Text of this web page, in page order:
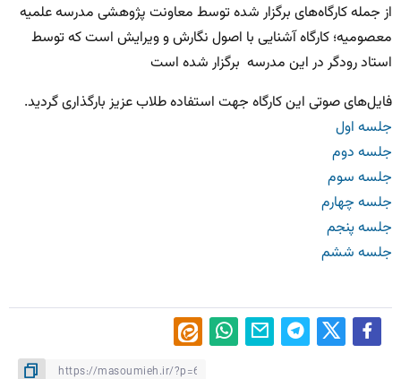
از جمله کارگاه‌های برگزار شده توسط معاونت پژوهشی مدرسه علمیه
معصومیه؛ کارگاه آشنایی با اصول نگارش و ویرایش است که توسط
استاد رودگر در این مدرسه برگزار شده است
فایل‌های صوتی این کارگاه جهت استفاده طلاب عزیز بارگذاری گردید.
جلسه اول
جلسه دوم
جلسه سوم
جلسه چهارم
جلسه پنجم
جلسه ششم